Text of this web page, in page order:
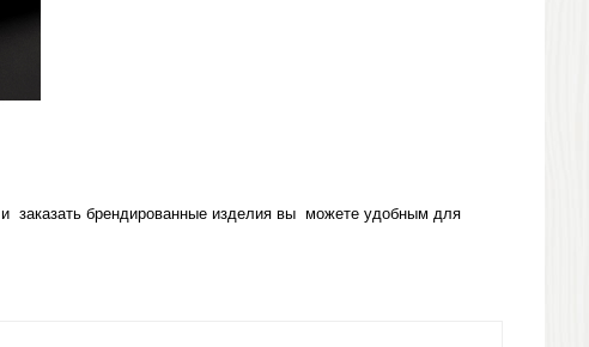
и заказать брендированные изделия вы можете удобным для